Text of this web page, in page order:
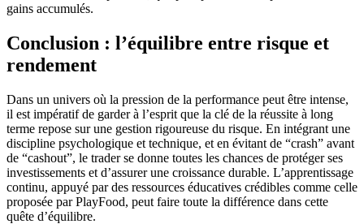
gains accumulés.
Conclusion : l’équilibre entre risque et
rendement
Dans un univers où la pression de la performance peut être intense,
il est impératif de garder à l’esprit que la clé de la réussite à long
terme repose sur une gestion rigoureuse du risque. En intégrant une
discipline psychologique et technique, et en évitant de “crash” avant
de “cashout”, le trader se donne toutes les chances de protéger ses
investissements et d’assurer une croissance durable. L’apprentissage
continu, appuyé par des ressources éducatives crédibles comme celle
proposée par PlayFood, peut faire toute la différence dans cette
quête d’équilibre.